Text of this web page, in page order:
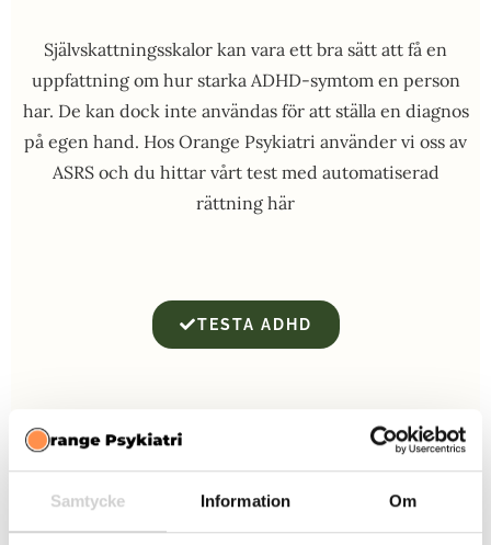
Samtycke Information Om
Självskattningsskalor kan vara ett bra sätt att få en
uppfattning om hur starka ADHD-symtom en person
har. De kan dock inte användas för att ställa en diagnos
på egen hand. Hos Orange Psykiatri använder vi oss av
ASRS och du hittar vårt test med automatiserad
rättning här
TESTA ADHD